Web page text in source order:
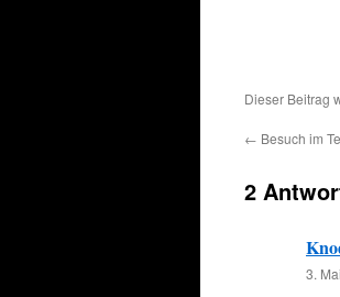
Dieser Beitrag
← Besuch im
2
3.